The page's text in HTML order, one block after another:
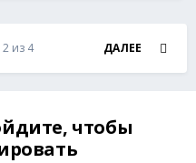
ДАЛЕЕ
из 4
чтобы